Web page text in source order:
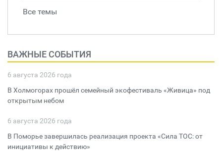
Все темы
ВАЖНЫЕ СОБЫТИЯ
6 августа 2026 года
В Холмогорах прошёл семейный экофестиваль «Живица» под
открытым небом
6 августа 2026 года
В Поморье завершилась реализация проекта «Сила ТОС: от
инициативы к действию»